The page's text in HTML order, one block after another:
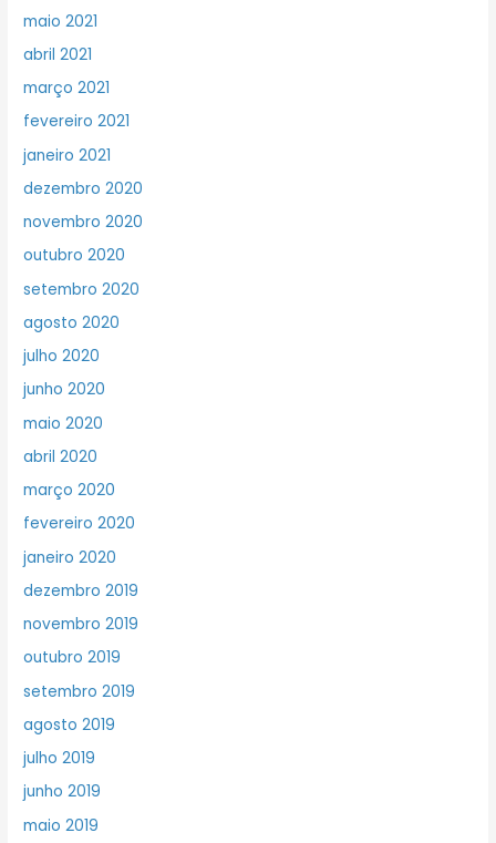
maio 2021
abril 2021
março 2021
fevereiro 2021
janeiro 2021
dezembro 2020
novembro 2020
outubro 2020
setembro 2020
agosto 2020
julho 2020
junho 2020
maio 2020
abril 2020
março 2020
fevereiro 2020
janeiro 2020
dezembro 2019
novembro 2019
outubro 2019
setembro 2019
agosto 2019
julho 2019
junho 2019
maio 2019